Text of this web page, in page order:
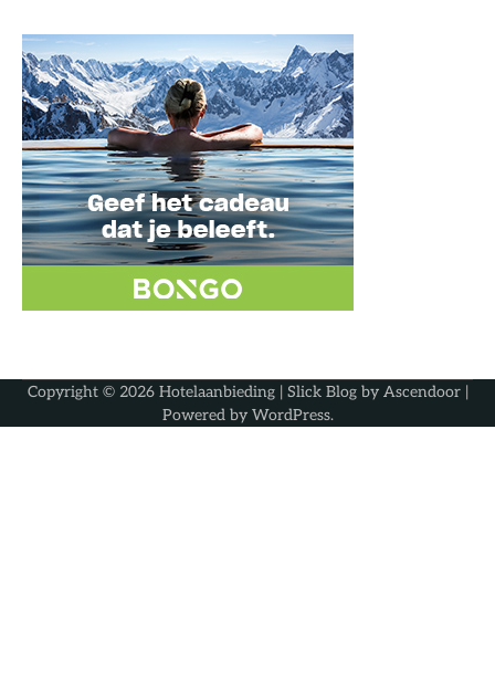
Copyright © 2026 Hotelaanbieding| Slick Blog by Ascendoor|
Powered by WordPress.